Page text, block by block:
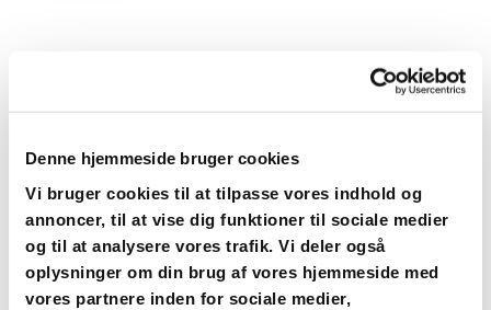
Denne hjemmeside bruger cookies
Vi bruger cookies til at tilpasse vores indhold og
annoncer, til at vise dig funktioner til sociale medier
og til at analysere vores trafik. Vi deler også
oplysninger om din brug af vores hjemmeside med
vores partnere inden for sociale medier,